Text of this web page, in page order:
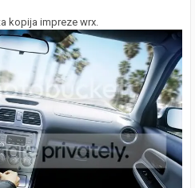
kopija impreze wrx.